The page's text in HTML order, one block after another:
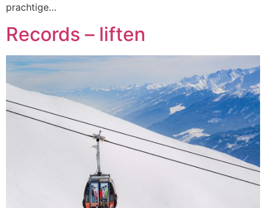
prachtige…
Records – liften